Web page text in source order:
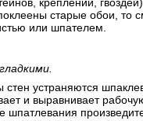
При
обработку.
не должно быть никаких
креплений,
старые обои, то
или шпателем.